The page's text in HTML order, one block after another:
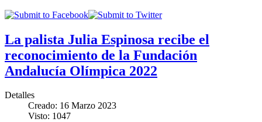
La palista Julia Espinosa recibe el
reconocimiento de la Fundación
Andalucía Olímpica 2022
Detalles
Creado: 16 Marzo 2023
Visto: 1047